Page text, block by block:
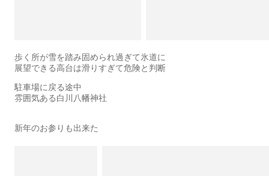
歩く所が雪を踏み固められ過ぎて氷道に
展望できる高台は滑りすぎて危険と判断
駐車場に戻る途中
雰囲気ある白川八幡神社
新年のお参りも出来た